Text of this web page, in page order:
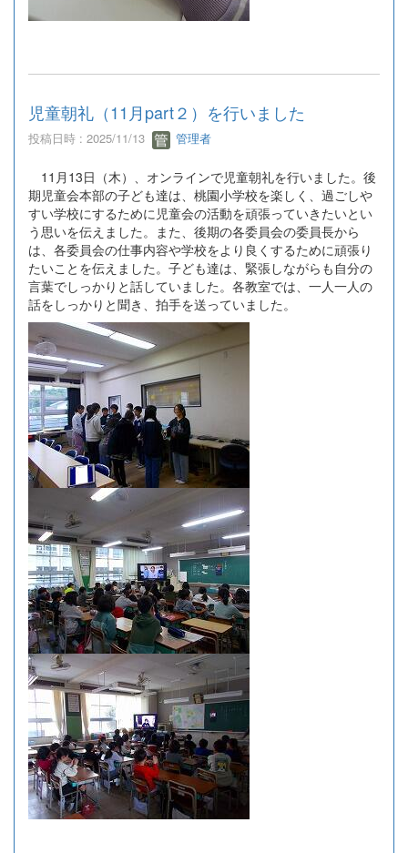
児童朝礼（11月part２）を行いました
投稿日時 : 2025/11/13 管理者
11月13日（木）、オンラインで児童朝礼を行いました。後
期児童会本部の子ども達は、桃園小学校を楽しく、過ごしや
すい学校にするために児童会の活動を頑張っていきたいとい
う思いを伝えました。また、後期の各委員会の委員長から
は、各委員会の仕事内容や学校をより良くするために頑張り
たいことを伝えました。子ども達は、緊張しながらも自分の
言葉でしっかりと話していました。各教室では、一人一人の
話をしっかりと聞き、拍手を送っていました。